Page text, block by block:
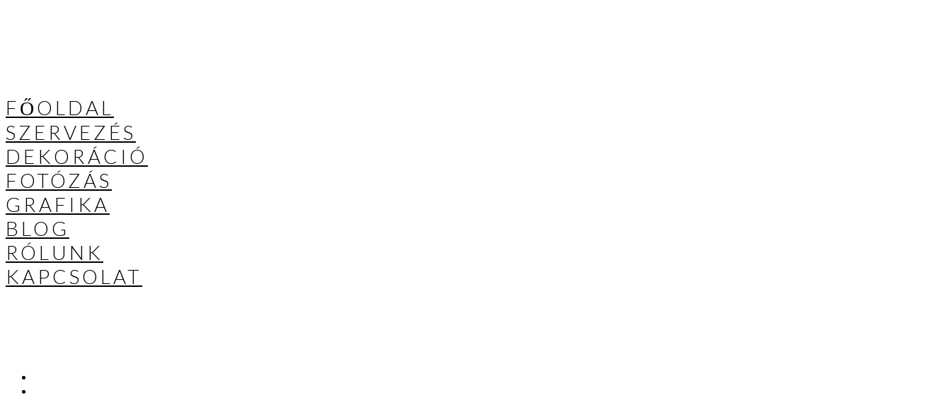
FŐOLDAL
SZERVEZÉS
DEKORÁCIÓ
FOTÓZÁS
GRAFIKA
BLOG
RÓLUNK
KAPCSOLAT